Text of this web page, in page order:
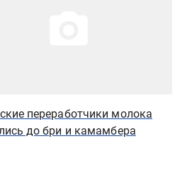
переработчики молока
до бри и камамбера